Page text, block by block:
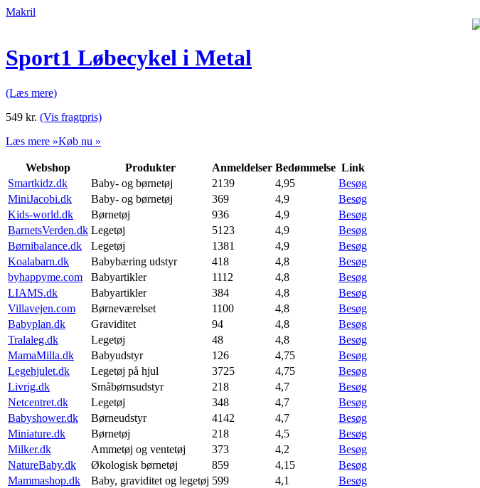
Makril
Sport1 Løbecykel i Metal
(Læs mere)
549 kr. (Vis fragtpris)
Læs mere »Køb nu »
Webshop Produkter Anmeldelser Bedømmelse Link
Smartkidz.dk
Baby- og børnetøj 2139 4,95
Besøg
MiniJacobi.dk
Baby- og børnetøj 369 4,9
Besøg
Kids-world.dk
Børnetøj 936 4,9
Besøg
BarnetsVerden.dk Legetøj 5123 4,9
Besøg
Børnibalance.dk
Legetøj 1381 4,9
Besøg
Koalabarn.dk
Babybæring udstyr 418 4,8
Besøg
byhappyme.com
Babyartikler 1112 4,8
Besøg
LIAMS.dk
Babyartikler 384 4,8
Besøg
Villavejen.com
Børneværelset 1100 4,8
Besøg
Babyplan.dk
Graviditet 94 4,8
Besøg
Tralaleg.dk
Legetøj 48 4,8
Besøg
MamaMilla.dk
Babyudstyr 126 4,75
Besøg
Legehjulet.dk
Legetøj på hjul 3725 4,75
Besøg
Livrig.dk
Småbørnsudstyr 218 4,7
Besøg
Netcentret.dk
Legetøj 348 4,7
Besøg
Babyshower.dk
Børneudstyr 4142 4,7
Besøg
Miniature.dk
Børnetøj 218 4,5
Besøg
Milker.dk
Ammetøj og ventetøj 373 4,2
Besøg
NatureBaby.dk
Økologisk børnetøj 859 4,15
Besøg
Mammashop.dk
Baby, graviditet og legetøj 599 4,1
Besøg